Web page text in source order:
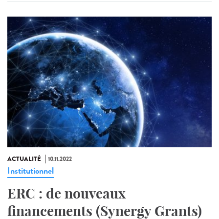
ACTUALITÉ 10.11.2022
Institutionnel
ERC : de nouveaux
financements (Synergy Grants)